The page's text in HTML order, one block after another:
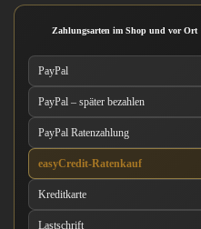
Zahlungsarten im Shop und vor Ort
PayPal
PayPal – später bezahlen
PayPal Ratenzahlung
easyCredit-Ratenkauf
Kreditkarte
Lastschrift